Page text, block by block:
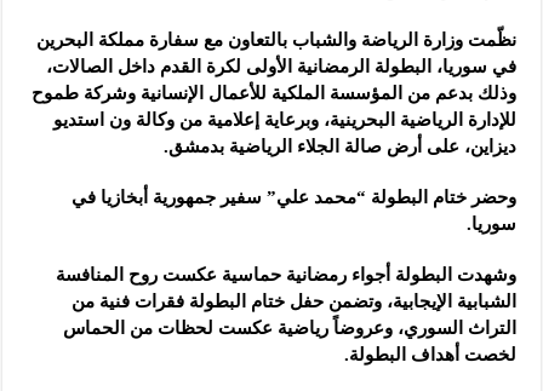
نظّمت وزارة الرياضة والشباب بالتعاون مع سفارة مملكة البحرين
في سوريا، البطولة الرمضانية الأولى لكرة القدم داخل الصالات،
وذلك بدعم من المؤسسة الملكية للأعمال الإنسانية وشركة طموح
للإدارة الرياضية البحرينية، وبرعاية إعلامية من وكالة ون استديو
ديزاين، على أرض صالة الجلاء الرياضية بدمشق.
وحضر ختام البطولة “محمد علي” سفير جمهورية أبخازيا في
سوريا.
وشهدت البطولة أجواء رمضانية حماسية عكست روح المنافسة
الشبابية الإيجابية، وتضمن حفل ختام البطولة فقرات فنية من
التراث السوري، وعروضاً رياضية عكست لحظات من الحماس
لخصت أهداف البطولة.